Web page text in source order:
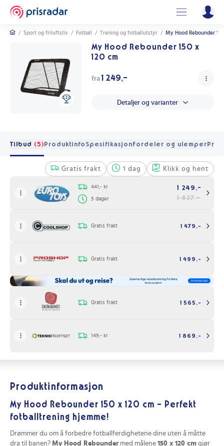
/ Sport og friluftsliv / Fotball / Trening og fotballutstyr / My Hood Rebounder
My Hood Rebounder 150 x
120 cm
fra 1 249,-
Detaljer og varianter
Tilbud (5)Produktinfo SpesifikasjonFordeler og ulemperPris
Gratis frakt 1 dag Klikk og hent
441,- kr
5 dager
1 249,-
1 837,-
Gratis frakt 1 479,-
Gratis frakt 1 499,-
Gratis frakt 1 565,-
149,- kr 1 869,-
Produktinformasjon
My Hood Rebounder 150 x 120 cm - Perfekt
fotballtrening hjemme!
Drømmer du om å forbedre fotballferdighetene dine uten å måtte
dra til banen? My Hood Rebounder med målene 150 x 120 cm gjør